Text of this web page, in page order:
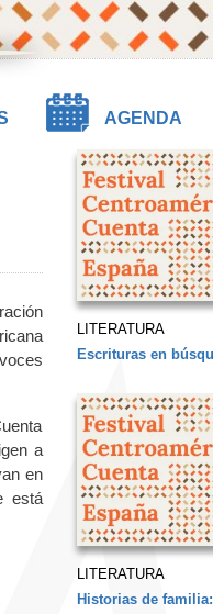
AGENDA
a
en
está
LITERATURA
Escrituras en
LITERATURA
Historias de